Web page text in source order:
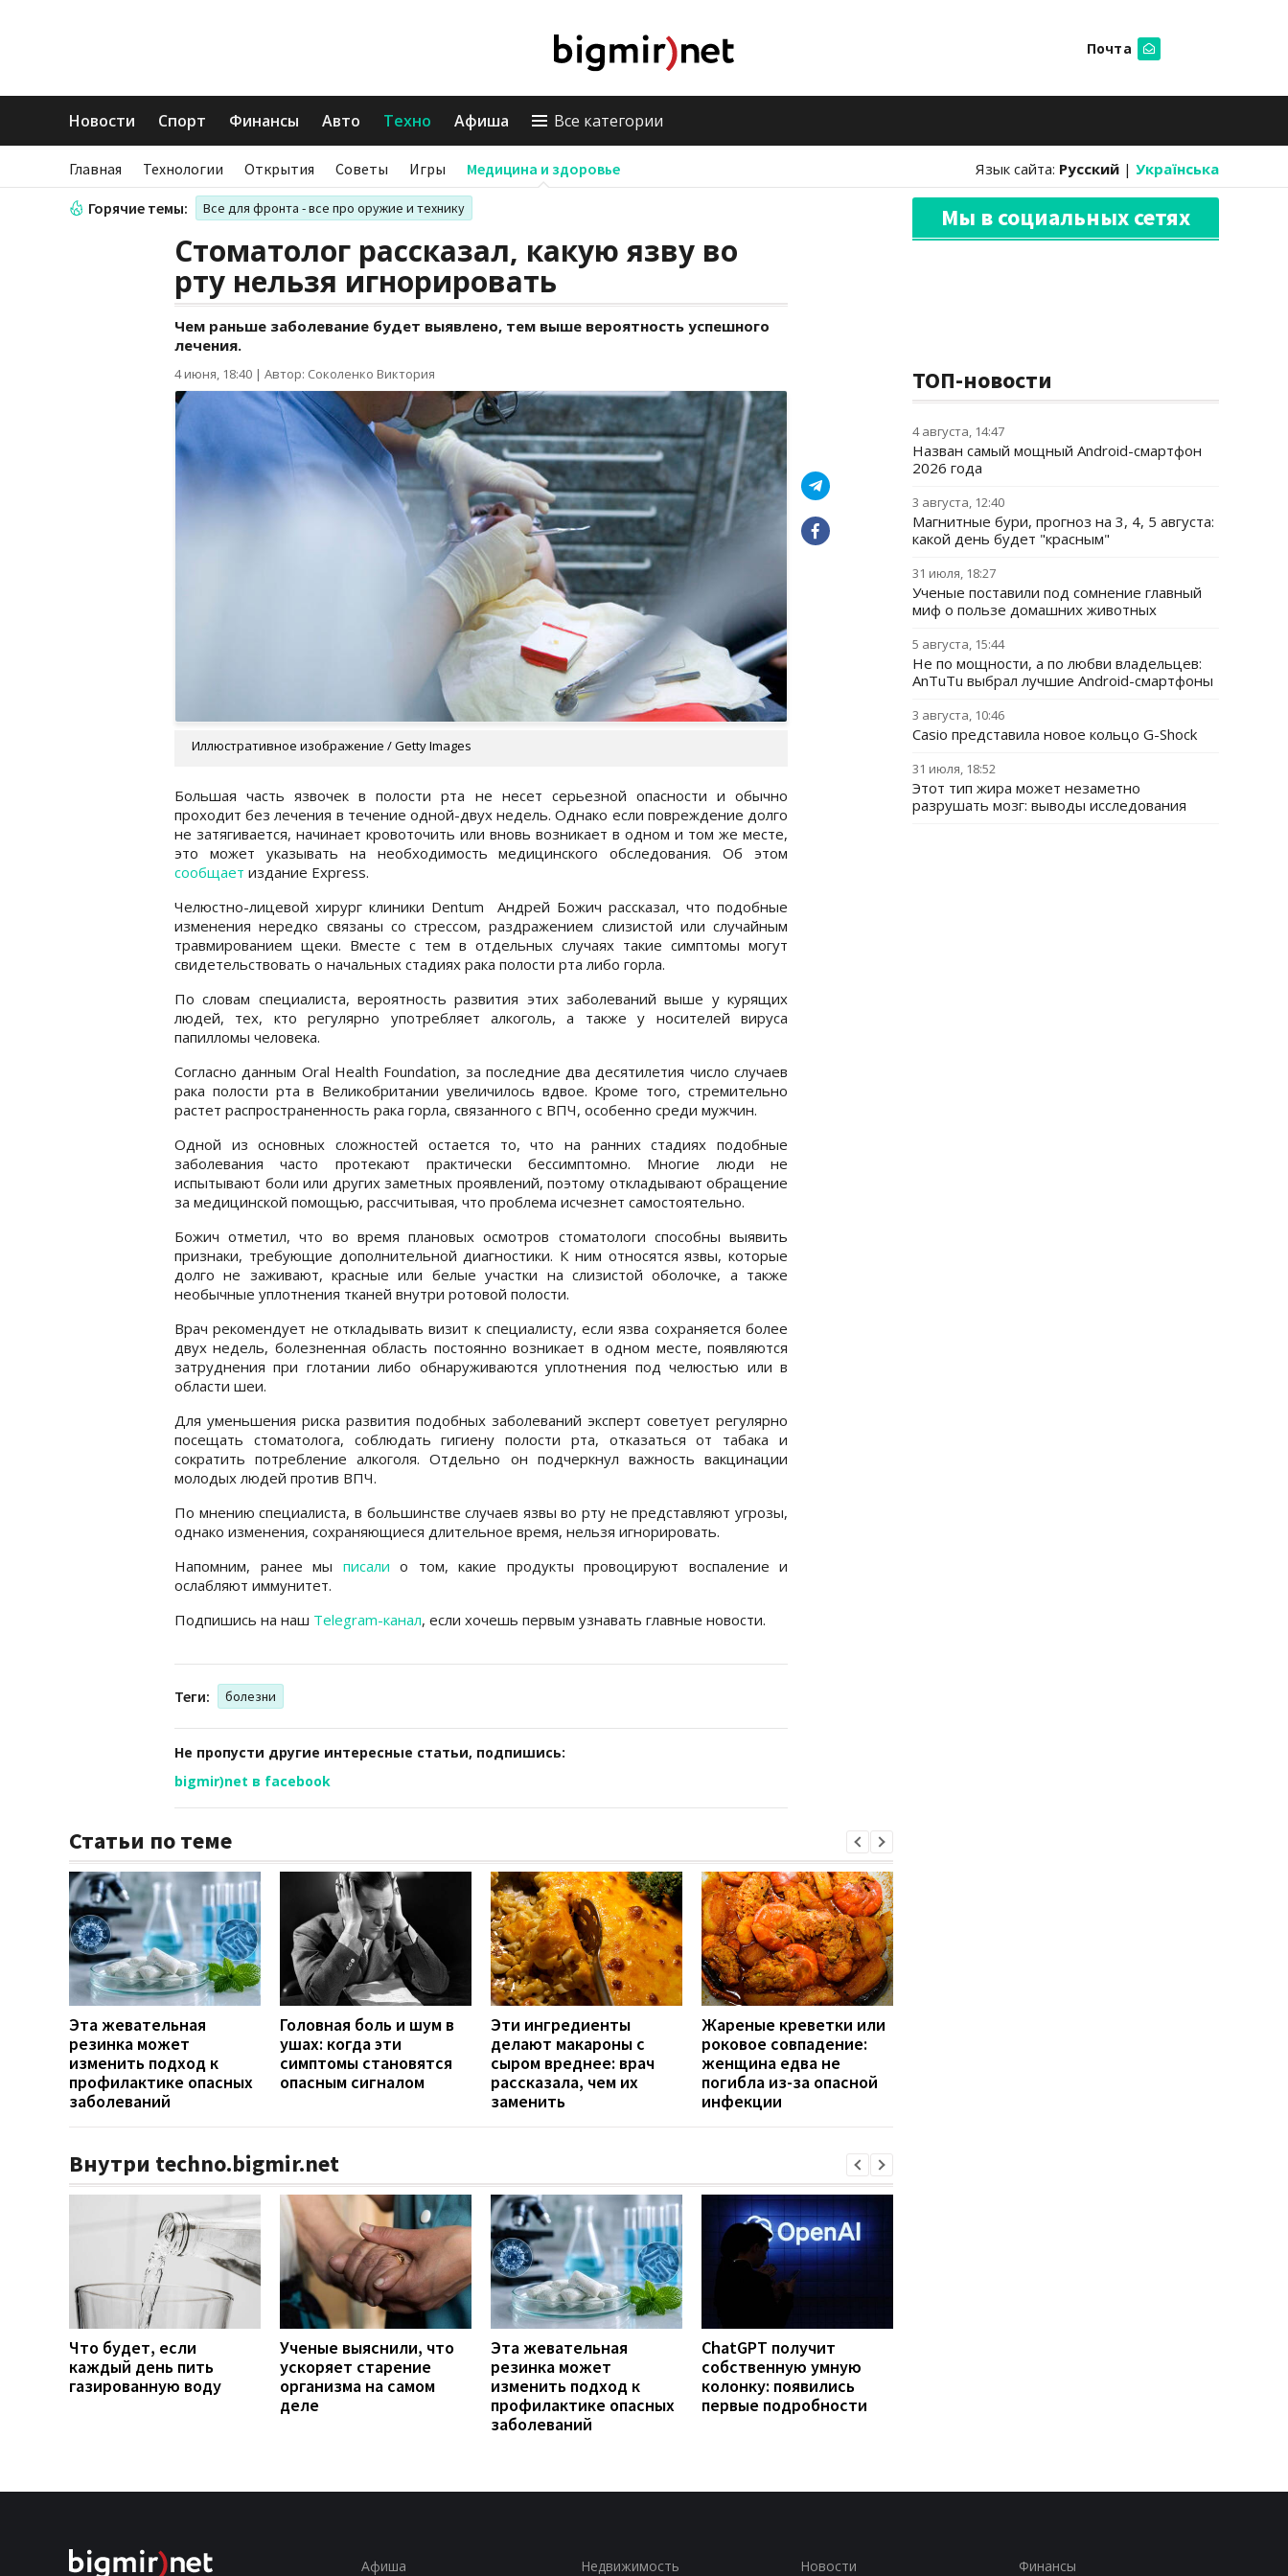
Почта
Новости Спорт Финансы Авто Техно Афиша Все категории
Главная Технологии Открытия Советы Игры Медицина и здоровье Язык сайта: Русский | Українська
Горячие темы: Все для фронта - все про оружие и технику
Стоматолог рассказал, какую язву во
рту нельзя игнорировать
Чем раньше заболевание будет выявлено, тем выше вероятность успешного
лечения.
4 июня, 18:40 | Автор: Соколенко Виктория
Иллюстративное изображение / Getty Images
Большая часть язвочек в полости рта не несет серьезной опасности и обычно
проходит без лечения в течение одной-двух недель. Однако если повреждение долго
не затягивается, начинает кровоточить или вновь возникает в одном и том же месте,
это может указывать на необходимость медицинского обследования. Об этом
сообщает издание Express.
Челюстно-лицевой хирург клиники Dentum Андрей Божич рассказал, что подобные
изменения нередко связаны со стрессом, раздражением слизистой или случайным
травмированием щеки. Вместе с тем в отдельных случаях такие симптомы могут
свидетельствовать о начальных стадиях рака полости рта либо горла.
По словам специалиста, вероятность развития этих заболеваний выше у курящих
людей, тех, кто регулярно употребляет алкоголь, а также у носителей вируса
папилломы человека.
Согласно данным Oral Health Foundation, за последние два десятилетия число случаев
рака полости рта в Великобритании увеличилось вдвое. Кроме того, стремительно
растет распространенность рака горла, связанного с ВПЧ, особенно среди мужчин.
Одной из основных сложностей остается то, что на ранних стадиях подобные
заболевания часто протекают практически бессимптомно. Многие люди не
испытывают боли или других заметных проявлений, поэтому откладывают обращение
за медицинской помощью, рассчитывая, что проблема исчезнет самостоятельно.
Божич отметил, что во время плановых осмотров стоматологи способны выявить
признаки, требующие дополнительной диагностики. К ним относятся язвы, которые
долго не заживают, красные или белые участки на слизистой оболочке, а также
необычные уплотнения тканей внутри ротовой полости.
Врач рекомендует не откладывать визит к специалисту, если язва сохраняется более
двух недель, болезненная область постоянно возникает в одном месте, появляются
затруднения при глотании либо обнаруживаются уплотнения под челюстью или в
области шеи.
Для уменьшения риска развития подобных заболеваний эксперт советует регулярно
посещать стоматолога, соблюдать гигиену полости рта, отказаться от табака и
сократить потребление алкоголя. Отдельно он подчеркнул важность вакцинации
молодых людей против ВПЧ.
По мнению специалиста, в большинстве случаев язвы во рту не представляют угрозы,
однако изменения, сохраняющиеся длительное время, нельзя игнорировать.
Напомним, ранее мы писали о том, какие продукты провоцируют воспаление и
ослабляют иммунитет.
Подпишись на наш Telegram-канал, если хочешь первым узнавать главные новости.
Теги: болезни
Не пропусти другие интересные статьи, подпишись:
bigmir)net в facebook
Статьи по теме
Эта жевательная
резинка может
изменить подход к
профилактике опасных
заболеваний
Головная боль и шум в
ушах: когда эти
симптомы становятся
опасным сигналом
Эти ингредиенты
делают макароны с
сыром вреднее: врач
рассказала, чем их
заменить
Жареные креветки или
роковое совпадение:
женщина едва не
погибла из-за опасной
инфекции
Внутри techno.bigmir.net
Что будет, если
каждый день пить
газированную воду
Ученые выяснили, что
ускоряет старение
организма на самом
деле
Эта жевательная
резинка может
изменить подход к
профилактике опасных
заболеваний
ChatGPT получит
собственную умную
колонку: появились
первые подробности
Мы в социальных сетях
ТОП-новости
4 августа, 14:47
Назван самый мощный Android-смартфон
2026 года
3 августа, 12:40
Магнитные бури, прогноз на 3, 4, 5 августа:
какой день будет "красным"
31 июля, 18:27
Ученые поставили под сомнение главный
миф о пользе домашних животных
5 августа, 15:44
Не по мощности, а по любви владельцев:
AnTuTu выбрал лучшие Android-смартфоны
3 августа, 10:46
Casio представила новое кольцо G-Shock
31 июля, 18:52
Этот тип жира может незаметно
разрушать мозг: выводы исследования
Афиша Недвижимость Новости Финансы